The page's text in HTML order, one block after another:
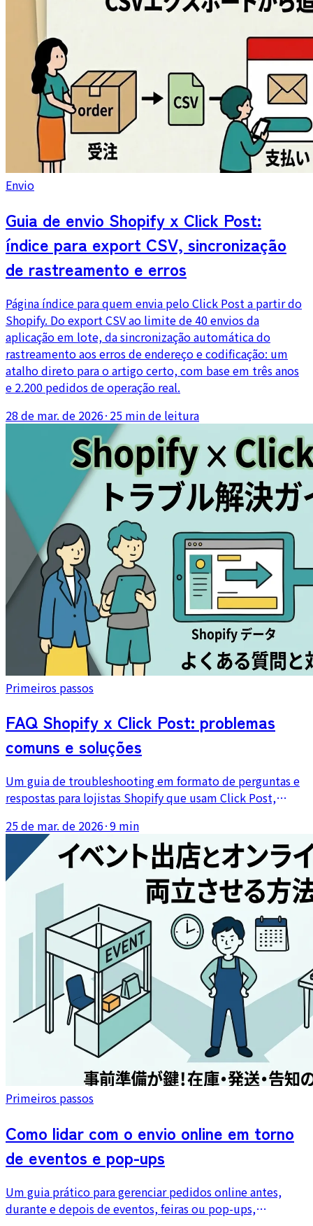
Envio
Guia de envio Shopify x Click Post:
índice para export CSV, sincronização
de rastreamento e erros
Página índice para quem envia pelo Click Post a partir do
Shopify. Do export CSV ao limite de 40 envios da
aplicação em lote, da sincronização automática do
rastreamento aos erros de endereço e codificação: um
atalho direto para o artigo certo, com base em três anos
e 2.200 pedidos de operação real.
28 de mar. de 2026· 25 min de leitura
Primeiros passos
FAQ Shopify x Click Post: problemas
comuns e soluções
Um guia de troubleshooting em formato de perguntas e
respostas para lojistas Shopify que usam Click Post,
de tamanho, atualizações de rastreio e problemas depois
da postagem.
25 de mar. de 2026·9 min
Primeiros passos
Como lidar com o envio online em torno
de eventos e pop-ups
Um guia prático para gerenciar pedidos online antes,
durante e depois de eventos, feiras ou pop-ups,